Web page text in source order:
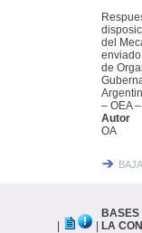
del
de
– OEA
Autor
OA
LA